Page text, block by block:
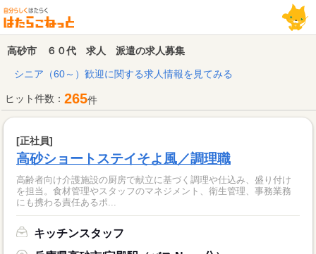
高砂市 ６０代 求人 派遣の求人募集
シニア（60～）歓迎に関する求人情報を見てみる
ヒット件数： 265件
[正社員]
高砂ショートステイそよ風／調理職
高齢者向け介護施設の厨房で献立に基づく調理や仕込み、盛り付け
を担当。食材管理やスタッフのマネジメント、衛生管理、事務業務
にも携わる責任あるポ...
キッチンスタッフ